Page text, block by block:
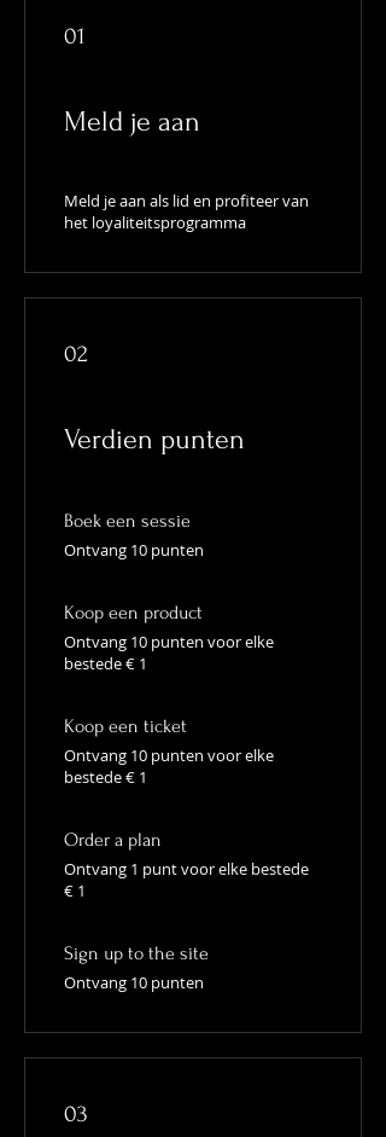
01
Meld je aan
Meld je aan als lid en profiteer van
het loyaliteitsprogramma
02
Verdien punten
Boek een sessie
Ontvang 10 punten
Koop een product
Ontvang 10 punten voor elke
bestede € 1
Koop een ticket
Ontvang 10 punten voor elke
bestede € 1
Order a plan
Ontvang 1 punt voor elke bestede
€ 1
Sign up to the site
Ontvang 10 punten
03